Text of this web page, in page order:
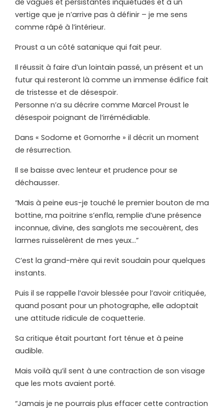
de vagues et persistantes inquiétudes et à un
vertige que je n’arrive pas à définir – je me sens
comme râpé à l’intérieur.
Proust a un côté satanique qui fait peur.
Il réussit à faire d’un lointain passé, un présent et un
futur qui resteront là comme un immense édifice fait
de tristesse et de désespoir.
Personne n’a su décrire comme Marcel Proust le
désespoir poignant de l’irrémédiable.
Dans « Sodome et Gomorrhe » il décrit un moment
de résurrection.
Il se baisse avec lenteur et prudence pour se
déchausser.
“Mais à peine eus-je touché le premier bouton de ma
bottine, ma poitrine s’enfla, remplie d’une présence
inconnue, divine, des sanglots me secouèrent, des
larmes ruisselèrent de mes yeux…”
C’est la grand-mère qui revit soudain pour quelques
instants.
Puis il se rappelle l’avoir blessée pour l’avoir critiquée,
quand posant pour un photographe, elle adoptait
une attitude ridicule de coquetterie.
Sa critique était pourtant fort ténue et à peine
audible.
Mais voilà qu’il sent à une contraction de son visage
que les mots avaient porté.
“Jamais je ne pourrais plus effacer cette contraction